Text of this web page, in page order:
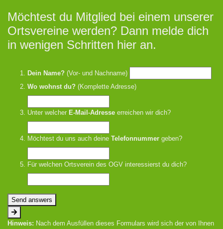
Möchtest du Mitglied bei einem unserer
Ortsvereine werden? Dann melde dich
in wenigen Schritten hier an.
Dein Name? (Vor- und Nachname)
Wo wohnst du? (Komplette Adresse)
Unter welcher E-Mail-Adresse erreichen wir dich?
Möchtest du uns auch deine Telefonnummer geben?
Für welchen Ortsverein des OGV interessierst du dich?
Send answers
Hinweis: Nach dem Ausfüllen dieses Formulars wird sich der von Ihnen